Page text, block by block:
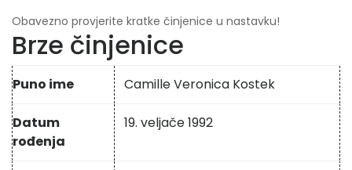
Obavezno provjerite kratke činjenice u nastavku!
Brze činjenice
Puno ime Camille Veronica Kostek
Datum
rođenja
19. veljače 1992